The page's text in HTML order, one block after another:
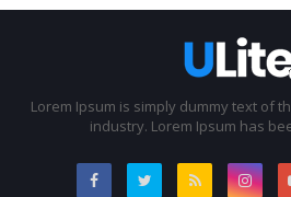
Lorem Ipsum is simply dummy text of
industry. Lorem Ipsum has